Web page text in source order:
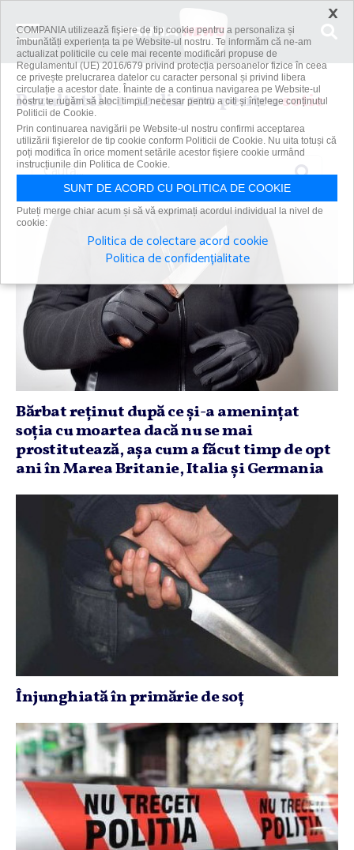
Rezultatele 1 - 12 din 100 pentrusotie
Caută
Bărbat reţinut după ce şi-a ameninţat
soţia cu moartea dacă nu se mai
prostitutează, aşa cum a făcut timp de opt
ani în Marea Britanie, Italia şi Germania
Înjunghiată în primărie de soţ
×
COMPANIA utilizează fişiere de tip cookie pentru a personaliza și
îmbunătăți experiența ta pe Website-ul nostru. Te informăm că ne-am
actualizat politicile cu cele mai recente modificări propuse de
Regulamentul (UE) 2016/679 privind protecția persoanelor fizice în ceea
ce privește prelucrarea datelor cu caracter personal și privind libera
circulație a acestor date. Înainte de a continua navigarea pe Website-ul
nostru te rugăm să aloci timpul necesar pentru a citi și înțelege conținutul
Politicii de Cookie.
Prin continuarea navigării pe Website-ul nostru confirmi acceptarea
utilizării fişierelor de tip cookie conform Politicii de Cookie. Nu uita totuși că
poți modifica în orice moment setările acestor fişiere cookie urmând
instrucțiunile din Politica de Cookie.
SUNT DE ACORD CU POLITICA DE COOKIE
Puteți merge chiar acum și să vă exprimați acordul individual la nivel de
cookie:
Politica de colectare acord cookie
Politica de confidențialitate